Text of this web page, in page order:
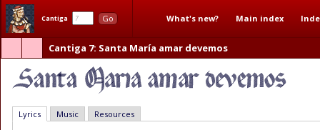
Cantiga Go What's new? Main index
Cantiga 7: Santa María amar devemos
Lyrics Music Resources